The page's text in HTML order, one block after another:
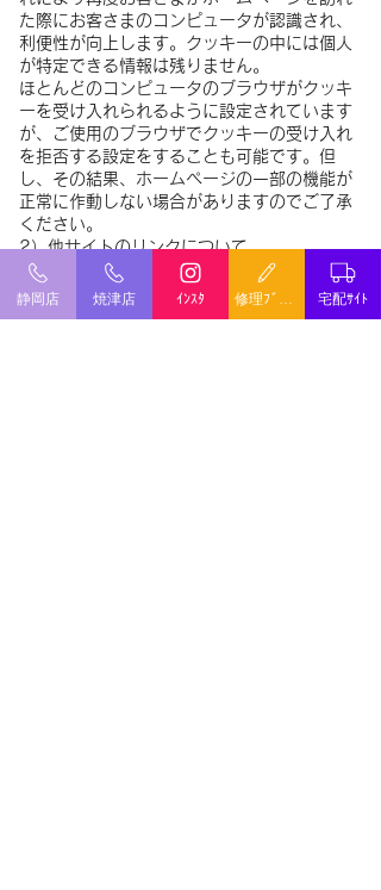
た際にお客さまのコンピュータが認識され、
利便性が向上します。クッキーの中には個人
が特定できる情報は残りません。
ほとんどのコンピュータのブラウザがクッキ
ーを受け入れられるように設定されています
が、ご使用のブラウザでクッキーの受け入れ
を拒否する設定をすることも可能です。但
し、その結果、ホームページの一部の機能が
正常に作動しない場合がありますのでご了承
ください。
2）他サイトのリンクについて
当社ホームページには、お客さまに対し、有
用な情報・サービスをご提供するため他の会
静岡店 焼津店 ｲﾝｽﾀ 宅配ｻｲﾄ